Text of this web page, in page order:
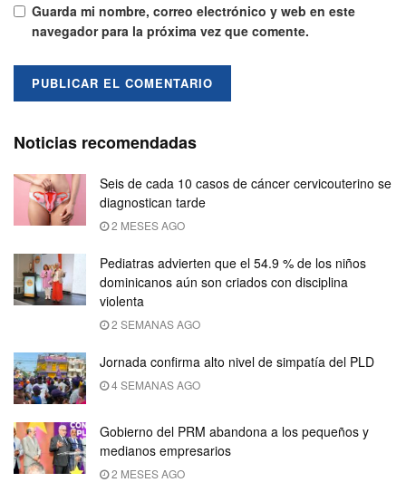
Guarda mi nombre, correo electrónico y web en este
navegador para la próxima vez que comente.
Noticias recomendadas
Seis de cada 10 casos de cáncer cervicouterino se
diagnostican tarde
2 MESES AGO
Pediatras advierten que el 54.9 % de los niños
dominicanos aún son criados con disciplina
violenta
2 SEMANAS AGO
Jornada confirma alto nivel de simpatía del PLD
4 SEMANAS AGO
Gobierno del PRM abandona a los pequeños y
medianos empresarios
2 MESES AGO